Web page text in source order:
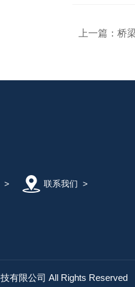
上一篇： 桥
联系我们 >
有限公司 All Rights Reserved